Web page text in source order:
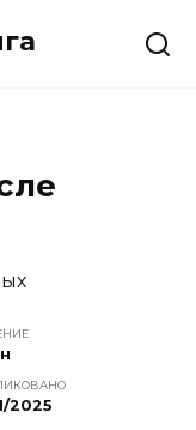
2025